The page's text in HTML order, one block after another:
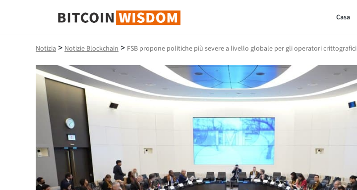
Saggezza Bitcoin
Casa
Notizia > Notizie Blockchain > FSB propone politiche più severe a livello globale per gli operatori crittografici